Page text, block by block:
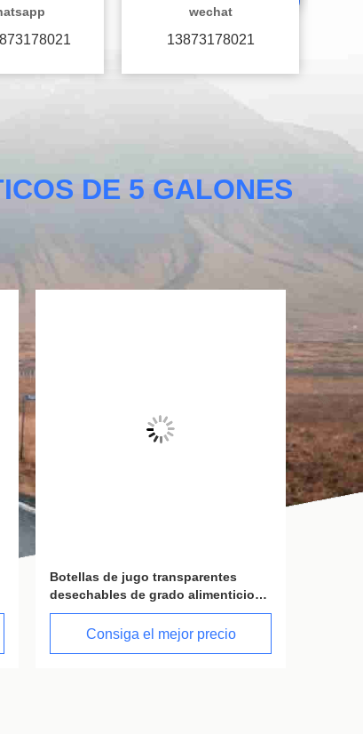
wechat
13873178021
DE 5 GALONES
alimenticio
precio
Botella de plástico resistente a altas
temperaturas de PP para bebidas
calientes y frías
Consiga el mejor precio